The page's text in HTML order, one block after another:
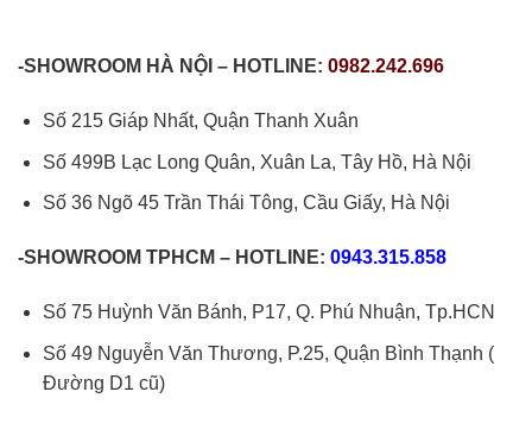
-SHOWROOM HÀ NỘI – HOTLINE: 0982.242.696
Số 215 Giáp Nhất, Quận Thanh Xuân
Số 499B Lạc Long Quân, Xuân La, Tây Hồ, Hà Nội
Số 36 Ngõ 45 Trần Thái Tông, Cầu Giấy, Hà Nội
-SHOWROOM TPHCM – HOTLINE: 0943.315.858
Số 75 Huỳnh Văn Bánh, P17, Q. Phú Nhuận, Tp.HCN
Số 49 Nguyễn Văn Thương, P.25, Quận Bình Thạnh (
Đường D1 cũ)